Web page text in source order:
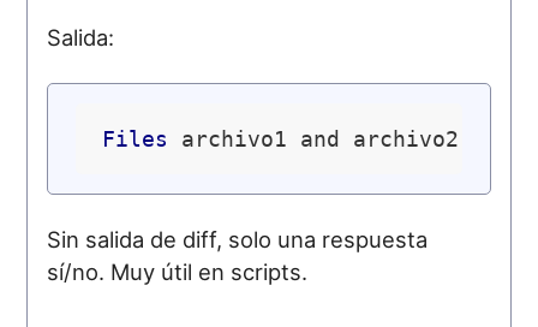
Salida:
Files
Sin salida de diff, solo una respuesta
sí/no. Muy útil en scripts.